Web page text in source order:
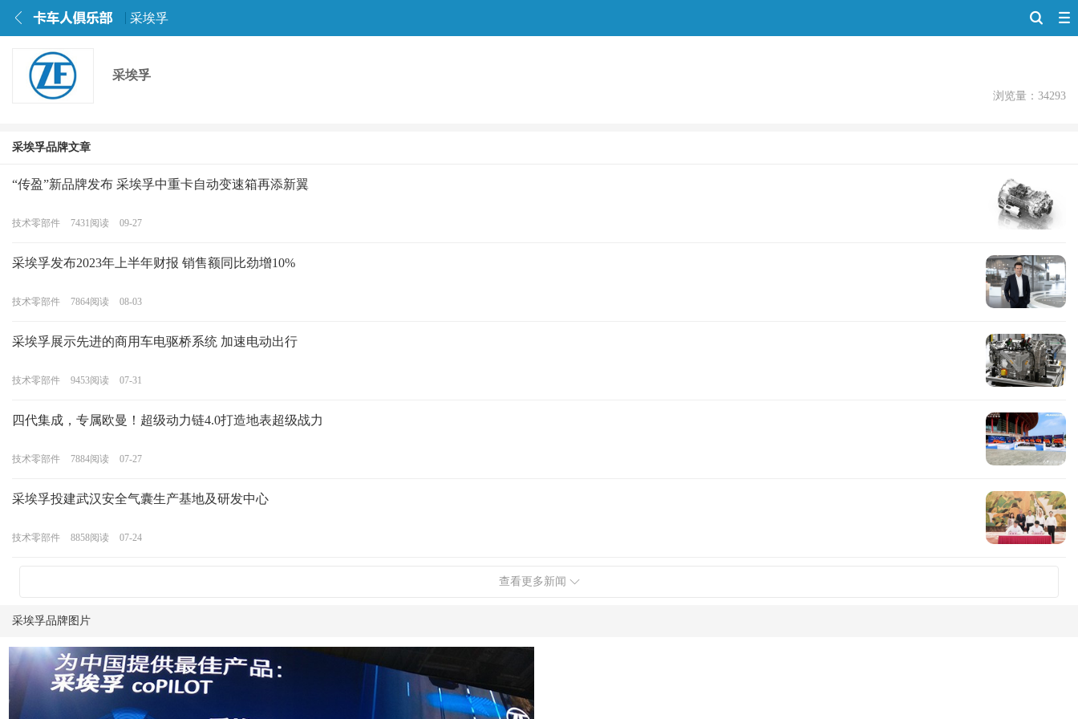
采埃孚
采埃孚
浏览量：34293
采埃孚品牌文章
“传盈”新品牌发布 采埃孚中重卡自动变速箱再添新翼
技术零部件 7431 阅读 09-27
采埃孚发布2023年上半年财报 销售额同比劲增10%
技术零部件 7864阅读 08-03
采埃孚展示先进的商用车电驱桥系统 加速电动出行
技术零部件 9453阅读 07-31
四代集成，专属欧曼！超级动力链4.0打造地表超级战力
技术零部件 7884阅读 07-27
采埃孚投建武汉安全气囊生产基地及研发中心
技术零部件 8858阅读 07-24
查看更多新闻
采埃孚品牌图片